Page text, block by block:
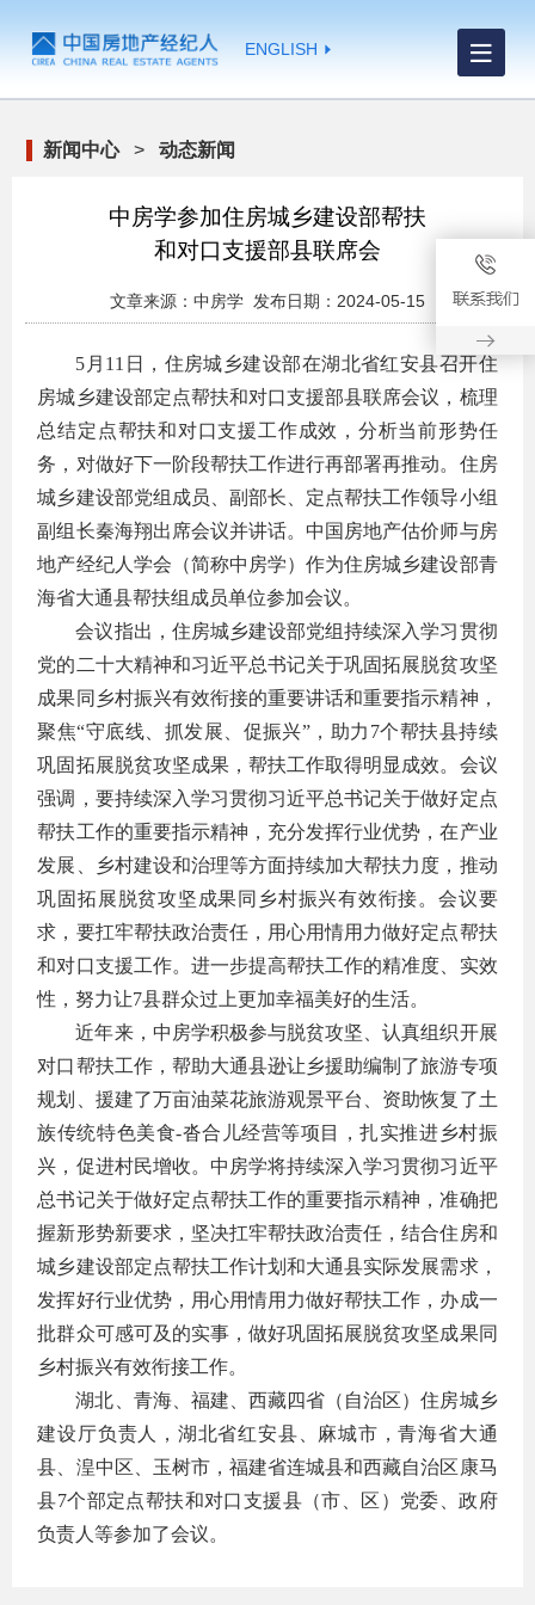
ENGLISH
新闻中心> 动态新闻
中房学参加住房城乡建设部帮扶
和对口支援部县联席会
文章来源：中房学 发布日期：2024-05-15
5月11日，住房城乡建设部在湖北省红安县召开住
房城乡建设部定点帮扶和对口支援部县联席会议，梳理
总结定点帮扶和对口支援工作成效，分析当前形势任
务，对做好下一阶段帮扶工作进行再部署再推动。住房
城乡建设部党组成员、副部长、定点帮扶工作领导小组
副组长秦海翔出席会议并讲话。中国房地产估价师与房
地产经纪人学会（简称中房学）作为住房城乡建设部青
海省大通县帮扶组成员单位参加会议。
会议指出，住房城乡建设部党组持续深入学习贯彻
党的二十大精神和习近平总书记关于巩固拓展脱贫攻坚
成果同乡村振兴有效衔接的重要讲话和重要指示精神，
聚焦“守底线、抓发展、促振兴”，助力7个帮扶县持续
巩固拓展脱贫攻坚成果，帮扶工作取得明显成效。会议
强调，要持续深入学习贯彻习近平总书记关于做好定点
帮扶工作的重要指示精神，充分发挥行业优势，在产业
发展、乡村建设和治理等方面持续加大帮扶力度，推动
巩固拓展脱贫攻坚成果同乡村振兴有效衔接。会议要
求，要扛牢帮扶政治责任，用心用情用力做好定点帮扶
和对口支援工作。进一步提高帮扶工作的精准度、实效
性，努力让7县群众过上更加幸福美好的生活。
近年来，中房学积极参与脱贫攻坚、认真组织开展
对口帮扶工作，帮助大通县逊让乡援助编制了旅游专项
规划、援建了万亩油菜花旅游观景平台、资助恢复了土
族传统特色美食-沓合儿经营等项目，扎实推进乡村振
兴，促进村民增收。中房学将持续深入学习贯彻习近平
总书记关于做好定点帮扶工作的重要指示精神，准确把
握新形势新要求，坚决扛牢帮扶政治责任，结合住房和
城乡建设部定点帮扶工作计划和大通县实际发展需求，
发挥好行业优势，用心用情用力做好帮扶工作，办成一
批群众可感可及的实事，做好巩固拓展脱贫攻坚成果同
乡村振兴有效衔接工作。
湖北、青海、福建、西藏四省（自治区）住房城乡
建设厅负责人，湖北省红安县、麻城市，青海省大通
县、湟中区、玉树市，福建省连城县和西藏自治区康马
县7个部定点帮扶和对口支援县（市、区）党委、政府
负责人等参加了会议。